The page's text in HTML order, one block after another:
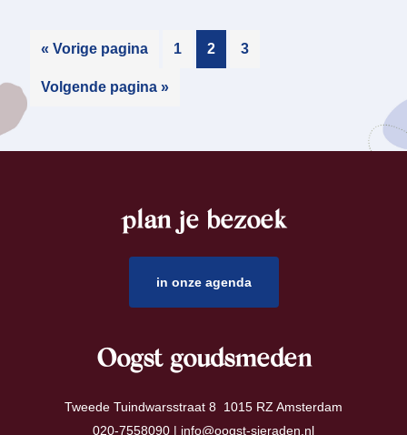
« Vorige pagina 1 2 3
Volgende pagina »
plan je bezoek
in onze agenda
Oogst goudsmeden
Tweede Tuindwarsstraat 8 1015 RZ Amsterdam
020-7558090 | info@oogst-sieraden.nl